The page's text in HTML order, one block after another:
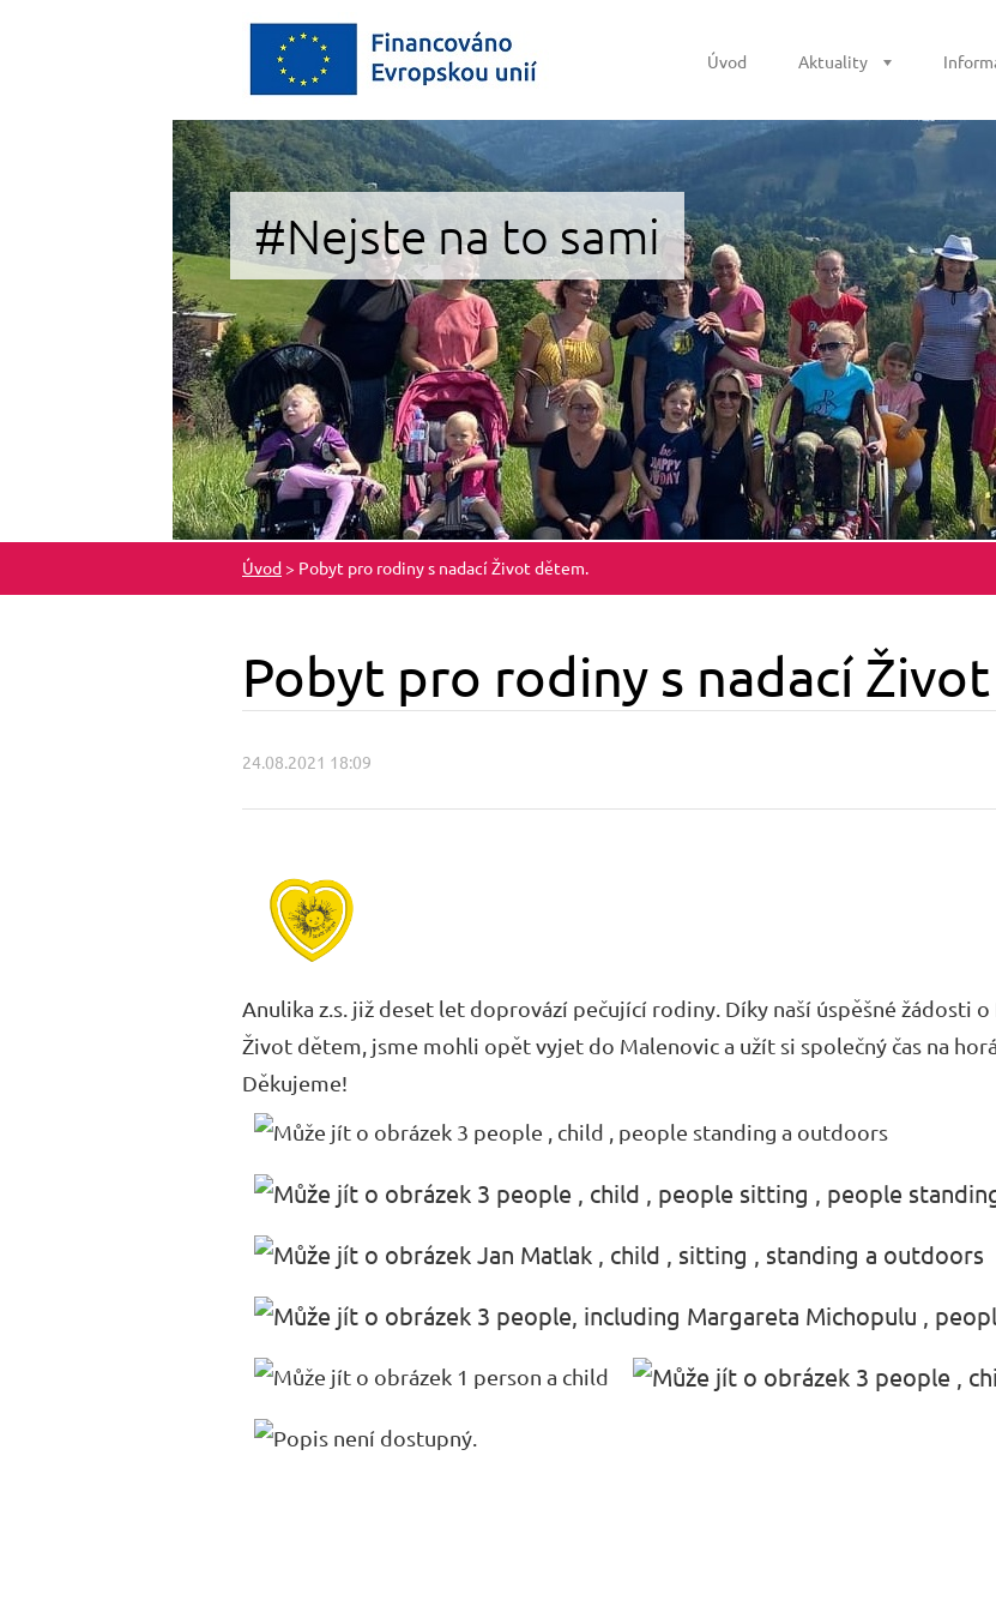
Úvod Aktuality
#Nejste na to sami
Úvod > Pobyt pro rodiny s nadací Život dětem.
Pobyt pro rodiny s nadací
24.08.2021 18:09
Anulika z.s. již deset let doprovází pečující rodiny. Díky naší úspěšné žádosti
Život dětem, jsme mohli opět vyjet do Malenovic a užít si společný čas na
Děkujeme!